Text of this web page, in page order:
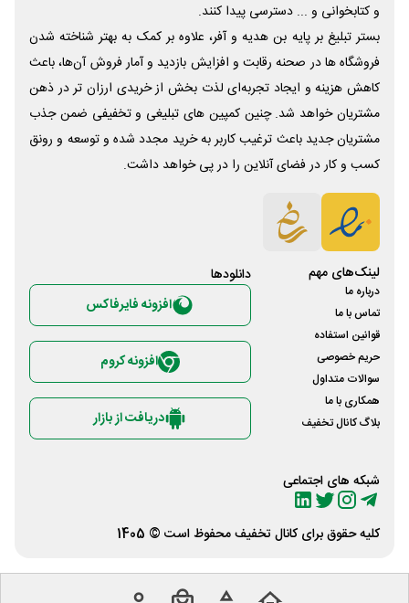
و کتابخوانی و ... دسترسی پیدا کنند.
بستر تبلیغ بر پایه بن هدیه و آفر، علاوه بر کمک به بهتر شناخته شدن
فروشگاه ها در صحنه رقابت و افزایش بازدید و آمار فروش آن‌ها، باعث
کاهش هزینه و ایجاد تجربه‌ای لذت بخش از خریدی ارزان تر در ذهن
مشتریان خواهد شد. چنین کمپین های تبلیغی و تخفیفی ضمن جذب
مشتریان جدید باعث ترغیب کاربر به خرید مجدد شده و توسعه و رونق
کسب و کار در فضای آنلاین را در پی خواهد داشت.
لینک‌های مهم
درباره ما
تماس با ما
قوانین استفاده
حریم خصوصی
سوالات متداول
همکاری با ما
بلاگ کانال تخفیف
شبکه های اجتماعی
دانلود‌ها
افزونه فایرفاکس
افزونه کروم
دریافت از بازار
کلیه حقوق برای کانال تخفیفمحفوظ است © 1405